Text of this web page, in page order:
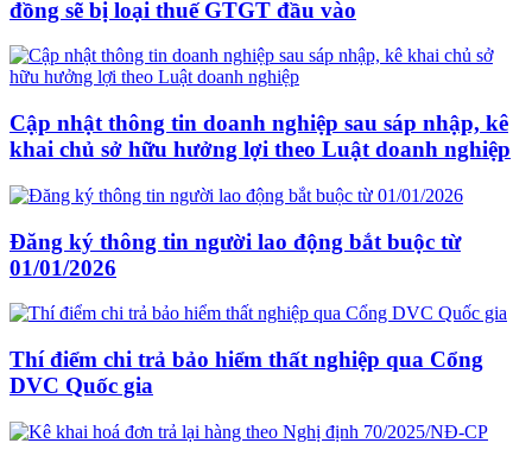
đồng sẽ bị loại thuế GTGT đầu vào
Cập nhật thông tin doanh nghiệp sau sáp nhập, kê
khai chủ sở hữu hưởng lợi theo Luật doanh nghiệp
Đăng ký thông tin người lao động bắt buộc từ
01/01/2026
Thí điểm chi trả bảo hiểm thất nghiệp qua Cổng
DVC Quốc gia